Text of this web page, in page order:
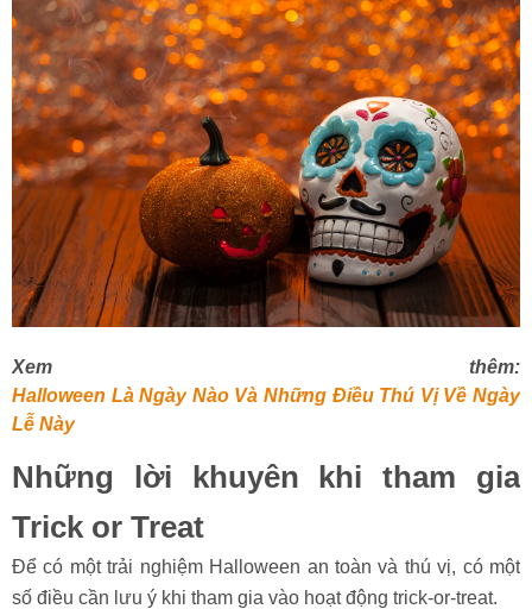
Xem thêm:
Halloween Là Ngày Nào Và Những Điều Thú Vị Về Ngày
Lễ Này
Những lời khuyên khi tham gia
Trick or Treat
Để có một trải nghiệm Halloween an toàn và thú vị, có một
số điều cần lưu ý khi tham gia vào hoạt động trick-or-treat.